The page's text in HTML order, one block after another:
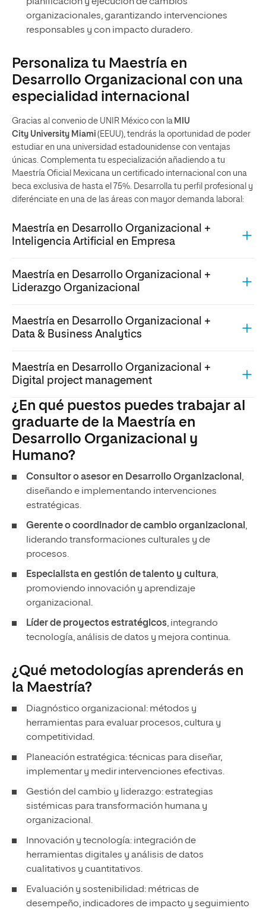
organizacionales, garantizando intervenciones
responsables y con impacto duradero.
Personaliza tu Maestría en
Desarrollo Organizacional con una
especialidad internacional
Gracias al convenio de UNIR México con la MIU
City University Miami (EEUU), tendrás la oportunidad de poder
estudiar en una universidad estadounidense con ventajas
únicas. Complementa tu especialización añadiendo a tu
Maestría Oficial Mexicana un certificado internacional con una
beca exclusiva de hasta el 75%. Desarrolla tu perfil profesional y
diferénciate en una de las áreas con mayor demanda laboral:
Maestría en Desarrollo Organizacional +
Inteligencia Artificial en Empresa
Maestría en Desarrollo Organizacional +
Liderazgo Organizacional
Maestría en Desarrollo Organizacional +
Data & Business Analytics
Maestría en Desarrollo Organizacional +
Digital project management
¿En qué puestos puedes trabajar al
graduarte de la Maestría en
Desarrollo Organizacional y
Humano?
Consultor o asesor en Desarrollo Organizacional ,
diseñando e implementando intervenciones
estratégicas.
Gerente o coordinador de cambio organizacional ,
liderando transformaciones culturales y de
procesos.
Especialista en gestión de talento y cultura,
promoviendo innovación y aprendizaje
organizacional.
Líder de proyectos estratégicos, integrando
tecnología, análisis de datos y mejora continua.
¿Qué metodologías aprenderás en
la Maestría?
Diagnóstico organizacional: métodos y
herramientas para evaluar procesos, cultura y
competitividad.
Planeación estratégica: técnicas para diseñar,
implementar y medir intervenciones efectivas.
Gestión del cambio y liderazgo: estrategias
sistémicas para transformación humana y
organizacional.
Innovación y tecnología: integración de
herramientas digitales y análisis de datos
cualitativos y cuantitativos.
Evaluación y sostenibilidad: métricas de
desempeño, indicadores de impacto y seguimiento